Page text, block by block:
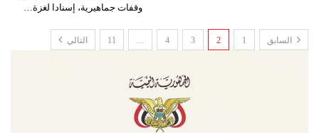
وقفات جماهيرية، إسنادا لغزة…
السابق 1
2
3
4
…
11 التالي